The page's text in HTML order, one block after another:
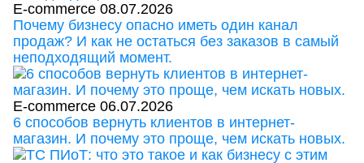
E-commerce 08.07.2026
Почему бизнесу опасно иметь один канал
продаж? И как не остаться без заказов в самый
неподходящий момент.
E-commerce 06.07.2026
6 способов вернуть клиентов в интернет-
магазин. И почему это проще, чем искать новых.